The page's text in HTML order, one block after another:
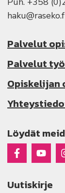
Palvelut
Palvelut
Opiskelijan
Löydät
Raseko
Uutiskirje